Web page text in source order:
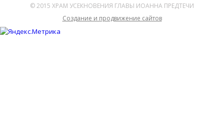
© 2015 ХРАМ УСЕКНОВЕНИЯ ГЛАВЫ ИОАННА ПРЕДТЕЧИ
Cоздание и продвижение сайтов